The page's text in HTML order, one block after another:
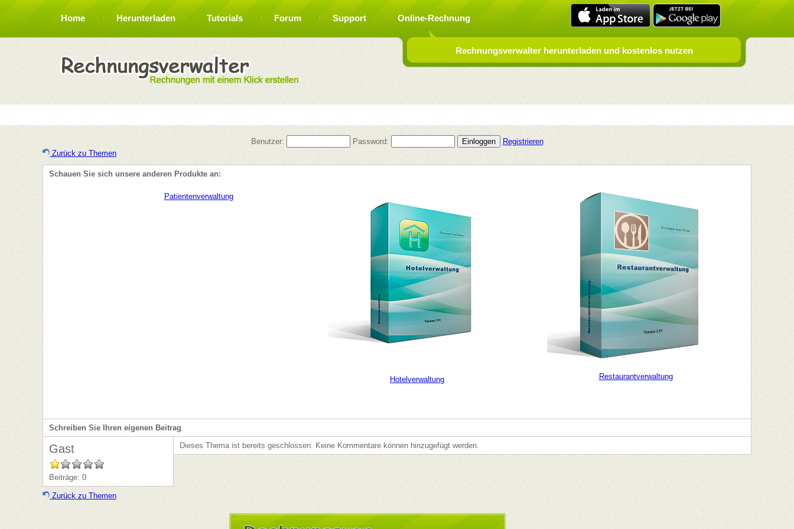
Home Herunterladen Tutorials Forum Support Online-Rechnung
Rechnungsverwalter herunterladen und kostenlos nutzen
Benutzer: Password:
Registrieren
Zurück zu Themen
Schauen Sie sich unsere anderen Produkte an:
Restaurantverwaltung
Hotelverwaltung
Schreiben Sie Ihren eigenen Beitrag
Gast
Beiträge: 0
Dieses Thema ist bereits geschlossen. Keine Kommentare können hinzugefügt werden.
Zurück zu Themen